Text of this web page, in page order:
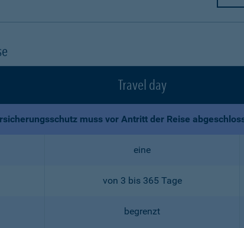
Travel day
muss vor Antritt der Reise
eine
von 3 bis 365 Tage
begrenzt